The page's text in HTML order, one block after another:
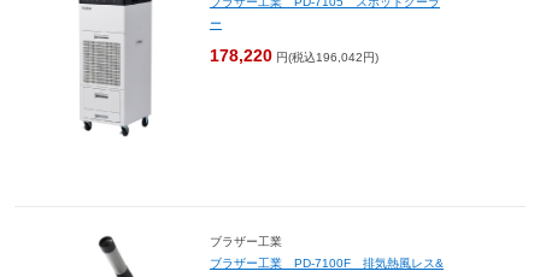
ー
178,220 円(税込196,042円)
ブラザー工業
ブラザー工業 PD-7100F 排気熱風レス&